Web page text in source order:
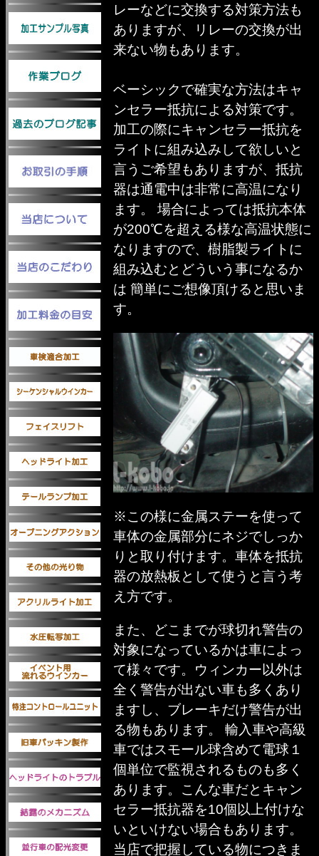
レーなどに交換する対策方法も
ありますが、リレーの交換が出
来ない物もあります。
ベーシックで確実な方法はキャ
ンセラー抵抗による対策です。
加工の際にキャンセラー抵抗を
ライトに組み込みして欲しいと
言うご希望もありますが、抵抗
器は通電中は非常に高温になり
ます。 場合によっては抵抗本体
が200℃を超える様な高温状態に
なりますので、樹脂製ライトに
組み込むとどういう事になるか
は 簡単にご想像頂けると思いま
す。
※この様に金属ステーを使って
車体の金属部分にネジでしっか
りと取り付けます。車体を抵抗
器の放熱板として使うと言う考
え方です。
また、どこまでが球切れ警告の
対象になっているかは車によっ
て様々です。ウィンカー以外は
全く警告が出ない車も多くあり
ますし、ブレーキだけ警告が出
る物もあります。 輸入車や高級
車ではスモール球含めて電球１
個単位で監視されるものも多く
あります。こんな車だとキャン
セラー抵抗器を10個以上付けな
いといけない場合もあります。
当店で把握している物につきま